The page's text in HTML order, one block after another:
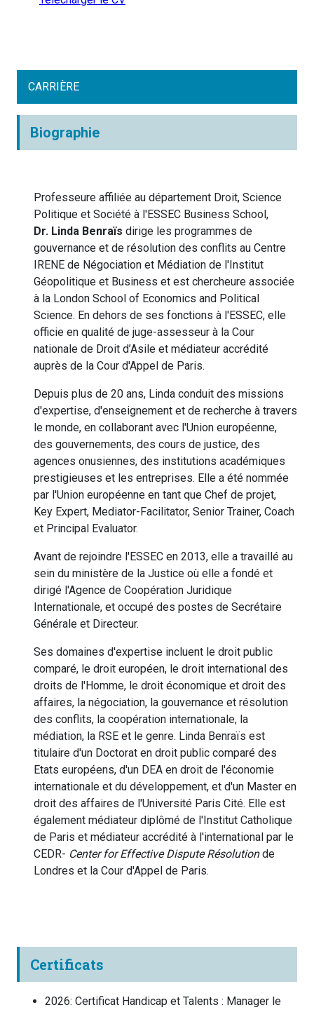
CARRIÈRE
Biographie
Professeure affiliée au département Droit, Science
Politique et Société à l'ESSEC Business School,
Dr. Linda Benraïs dirige les programmes de
gouvernance et de résolution des conflits au Centre
IRENE de Négociation et Médiation de l'Institut
Géopolitique et Business et est chercheure associée
à la London School of Economics and Political
Science. En dehors de ses fonctions à l'ESSEC, elle
officie en qualité de juge-assesseur à la Cour
nationale de Droit d’Asile et médiateur accrédité
auprès de la Cour d'Appel de Paris.
Depuis plus de 20 ans, Linda conduit des missions
d'expertise, d'enseignement et de recherche à travers
le monde, en collaborant avec l'Union européenne,
des gouvernements, des cours de justice, des
agences onusiennes, des institutions académiques
prestigieuses et les entreprises. Elle a été nommée
par l'Union européenne en tant que Chef de projet,
Key Expert, Mediator-Facilitator, Senior Trainer, Coach
et Principal Evaluator.
Avant de rejoindre l'ESSEC en 2013, elle a travaillé au
sein du ministère de la Justice où elle a fondé et
dirigé l'Agence de Coopération Juridique
Internationale, et occupé des postes de Secrétaire
Générale et Directeur.
Ses domaines d'expertise incluent le droit public
comparé, le droit européen, le droit international des
droits de l'Homme, le droit économique et droit des
affaires, la négociation, la gouvernance et résolution
des conflits, la coopération internationale, la
médiation, la RSE et le genre. Linda Benraïs est
titulaire d'un Doctorat en droit public comparé des
Etats européens, d'un DEA en droit de l'économie
internationale et du développement, et d'un Master en
droit des affaires de l'Université Paris Cité. Elle est
également médiateur diplômé de l'Institut Catholique
de Paris et médiateur accrédité à l'international par le
CEDR- Center for Effective Dispute Résolutionde
Londres et la Cour d'Appel de Paris.
Certificats
2026: Certificat Handicap et Talents : Manager le